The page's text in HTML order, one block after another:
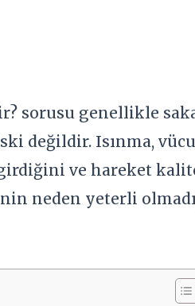
sorusu genellikle
değildir. Isınma,
ve hareket
neden yeterli